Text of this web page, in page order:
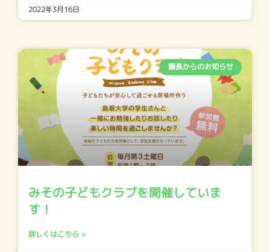
2022年3月16日
園長からのお知らせ
みその子どもクラブを開催していま
す！
詳しくはこちら »